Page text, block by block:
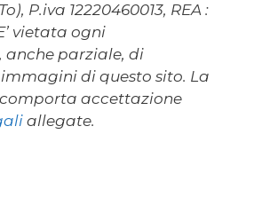
P.iva 12220460013, REA :
vietata ogni
anche parziale, di
di questo sito. La
accettazione
allegate.